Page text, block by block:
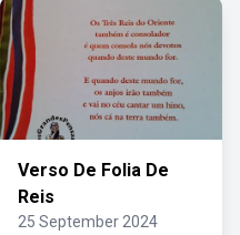
Verso De Folia De
Reis
25 September 2024